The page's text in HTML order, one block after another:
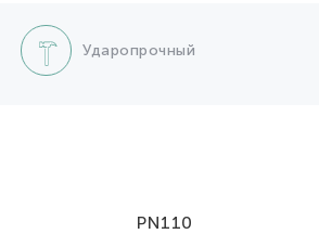
Ударопрочный
PN110